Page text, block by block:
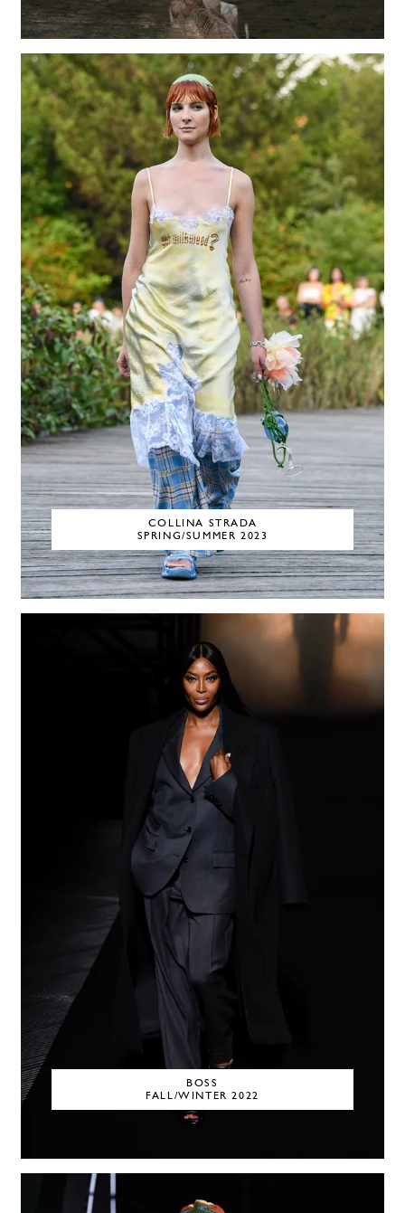
COLLINA STRADA
SPRING/SUMMER 2023
BOSS
FALL/WINTER 2022